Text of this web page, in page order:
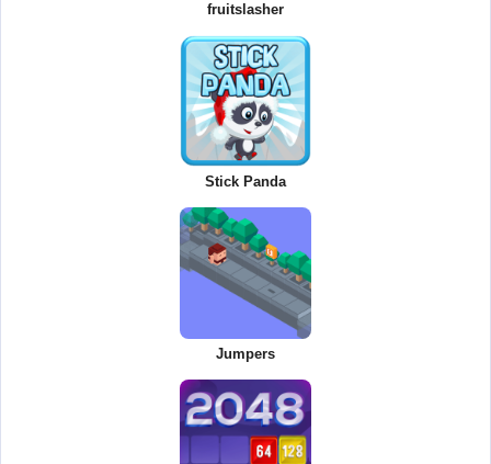
fruitslasher
Stick Panda
Jumpers